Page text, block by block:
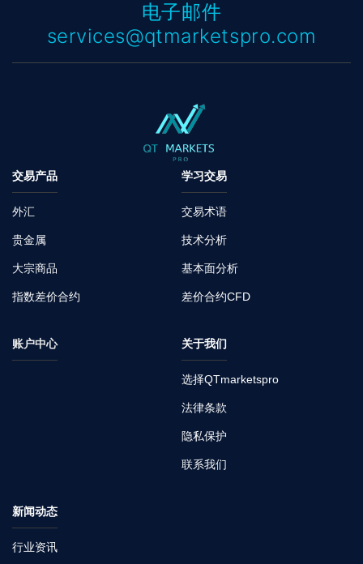
电子邮件
services@qtmarketspro.com
交易产品
外汇
贵金属
大宗商品
指数差价合约
学习交易
交易术语
技术分析
基本面分析
差价合约CFD
账户中心 关于我们
选择QTmarketspro
法律条款
隐私保护
联系我们
新闻动态
行业资讯